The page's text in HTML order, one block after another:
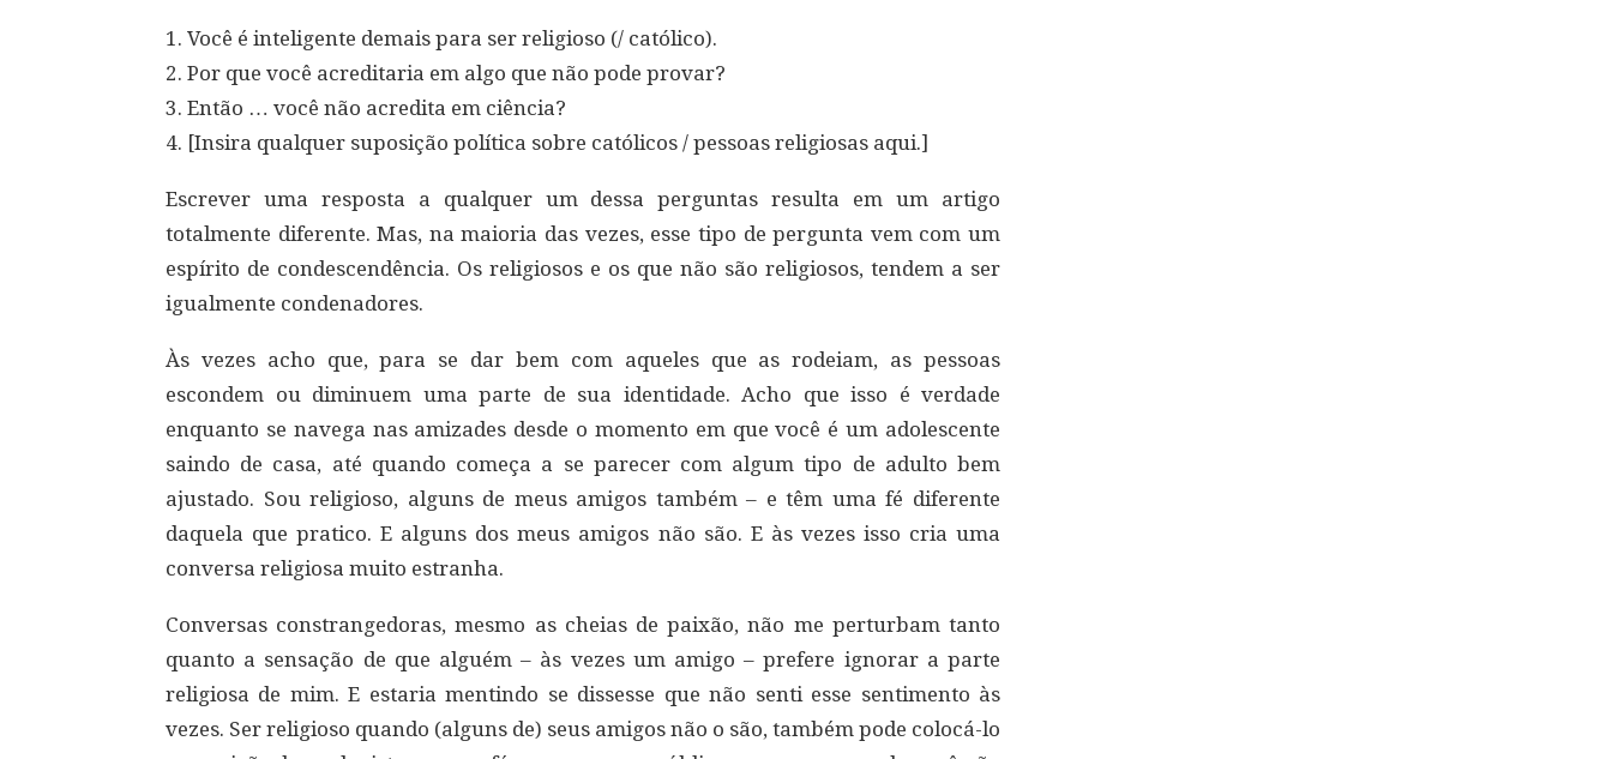
1. Você é inteligente demais para ser religioso (/ católico).
2. Por que você acreditaria em algo que não pode provar?
3. Então … você não acredita em ciência?
4. [Insira qualquer suposição política sobre católicos / pessoas religiosas aqui.]
Escrever uma resposta a qualquer um dessa perguntas resulta em um artigo
totalmente diferente. Mas, na maioria das vezes, esse tipo de pergunta vem com um
espírito de condescendência. Os religiosos e os que não são religiosos, tendem a ser
igualmente condenadores.
Às vezes acho que, para se dar bem com aqueles que as rodeiam, as pessoas
escondem ou diminuem uma parte de sua identidade. Acho que isso é verdade
enquanto se navega nas amizades desde o momento em que você é um adolescente
saindo de casa, até quando começa a se parecer com algum tipo de adulto bem
ajustado. Sou religioso, alguns de meus amigos também – e têm uma fé diferente
daquela que pratico. E alguns dos meus amigos não são. E às vezes isso cria uma
conversa religiosa muito estranha.
Conversas constrangedoras, mesmo as cheias de paixão, não me perturbam tanto
quanto a sensação de que alguém – às vezes um amigo – prefere ignorar a parte
religiosa de mim. E estaria mentindo se dissesse que não senti esse sentimento às
vezes. Ser religioso quando (alguns de) seus amigos não o são, também pode colocá-lo